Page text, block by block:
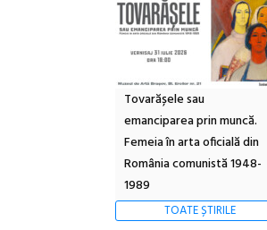
Tovarășele sau
emanciparea prin muncă.
Femeia în arta oficială din
România comunistă 1948-
1989
TOATE ȘTIRILE